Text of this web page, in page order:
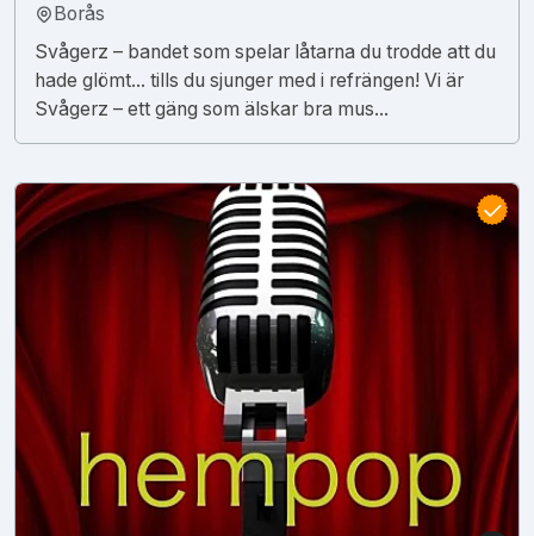
Borås
Svågerz – bandet som spelar låtarna du trodde att du
hade glömt... tills du sjunger med i refrängen! Vi är
Svågerz – ett gäng som älskar bra mus...